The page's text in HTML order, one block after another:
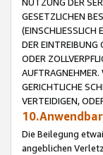
GESETZLICHEN
(EINSCHLIESSLICH
DER EINTREIBUNG
ODER
GERICHTLICHE
VERTEIDIGEN,
Die Beilegung
angeblichen